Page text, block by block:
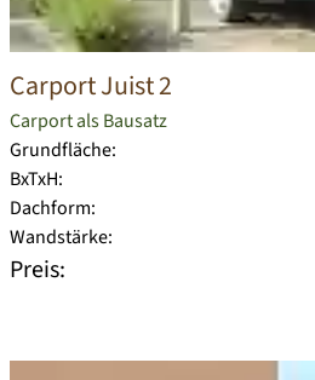
Carport Juist 2
Carport als Bausatz
Grundfläche:
BxTxH:
Dachform:
Wandstärke:
Preis: